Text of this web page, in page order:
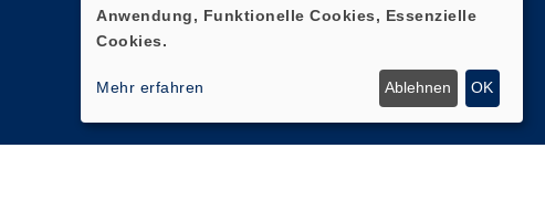
Anwendung, Funktionelle Cookies, Essenzielle
Cookies.
Mehr erfahren Ablehnen OK